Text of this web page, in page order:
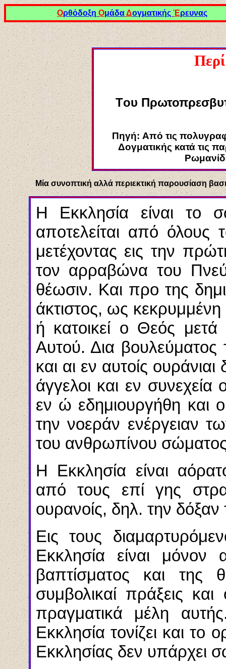
Ορθόδοξη ΟμάδαΔογματικής Έρευνας
Του
Πηγή: Από τις
Δογματικής κατά τις
Μία συνοπτική αλλά περιεκτική παρουσίαση
Η Εκκλησία είναι το
αποτελείται από όλους
μετέχοντας εις την
τον αρραβώνα του
θέωσιν. Και προ της
άκτιστος, ως
ή κατοικεί ο Θεός
Αυτού. Δια βουλεύματος
και αι εν αυτοίς
άγγελοι και εν
εν ώ εδημιουργήθη
την νοεράν ενέργειαν
του ανθρωπίνου
Η Εκκλησία είναι
από τους επί γης
ουρανοίς, δηλ. την
Εις τους
Εκκλησία είναι
βαπτίσματος και της
συμβολικαί πράξεις
πραγματικά μέλη
Εκκλησία τονίζει και το
Εκκλησίας δεν υπάρχει